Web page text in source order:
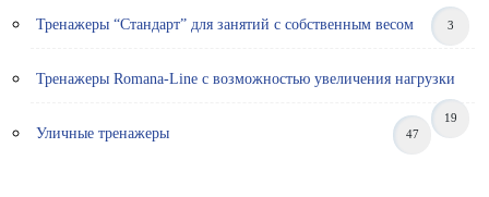
Тренажеры “Стандарт” для занятий с собственным весом 3
Тренажеры Romana-Line с возможностью увеличения нагрузки
19
Уличные тренажеры 47